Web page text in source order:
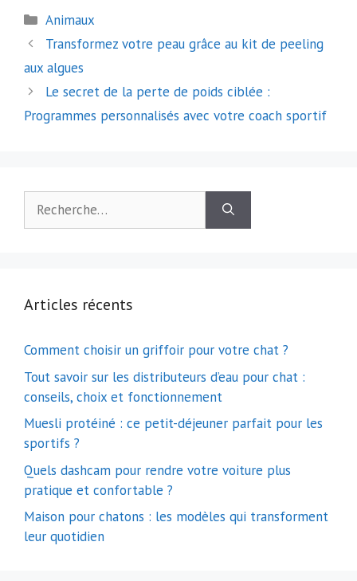
Catégories
Animaux
Navigation
articles
Transformez votre peau grâce au kit de peeling
aux algues
Le secret de la perte de poids ciblée :
Programmes personnalisés avec votre coach sportif
Articles récents
Comment choisir un griffoir pour votre chat ?
Tout savoir sur les distributeurs d’eau pour chat :
conseils, choix et fonctionnement
Muesli protéiné : ce petit-déjeuner parfait pour les
sportifs ?
Quels dashcam pour rendre votre voiture plus
pratique et confortable ?
Maison pour chatons : les modèles qui transforment
leur quotidien